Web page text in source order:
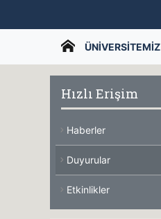
ÜNIVERSITEMIZ
Hızlı Erişim
Haberler
Duyurular
Etkinlikler